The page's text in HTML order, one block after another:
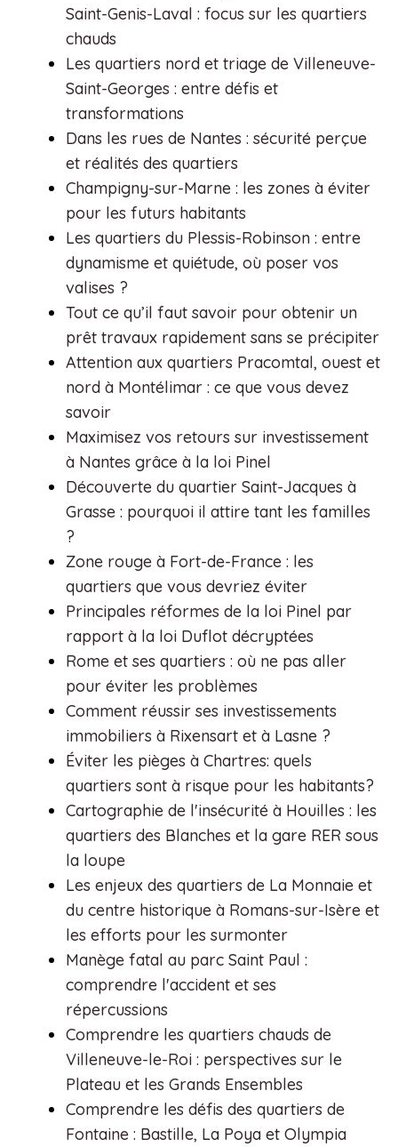
Saint-Genis-Laval : focus sur les quartiers
chauds
Les quartiers nord et triage de Villeneuve-
Saint-Georges : entre défis et
transformations
Dans les rues de Nantes : sécurité perçue
et réalités des quartiers
Champigny-sur-Marne : les zones à éviter
pour les futurs habitants
Les quartiers du Plessis-Robinson : entre
dynamisme et quiétude, où poser vos
valises ?
Tout ce qu’il faut savoir pour obtenir un
prêt travaux rapidement sans se précipiter
Attention aux quartiers Pracomtal, ouest et
nord à Montélimar : ce que vous devez
savoir
Maximisez vos retours sur investissement
à Nantes grâce à la loi Pinel
Découverte du quartier Saint-Jacques à
Grasse : pourquoi il attire tant les familles
?
Zone rouge à Fort-de-France : les
quartiers que vous devriez éviter
Principales réformes de la loi Pinel par
rapport à la loi Duflot décryptées
Rome et ses quartiers : où ne pas aller
pour éviter les problèmes
Comment réussir ses investissements
immobiliers à Rixensart et à Lasne ?
Éviter les pièges à Chartres: quels
quartiers sont à risque pour les habitants?
Cartographie de l'insécurité à Houilles : les
quartiers des Blanches et la gare RER sous
la loupe
Les enjeux des quartiers de La Monnaie et
du centre historique à Romans-sur-Isère et
les efforts pour les surmonter
Manège fatal au parc Saint Paul :
comprendre l'accident et ses
répercussions
Comprendre les quartiers chauds de
Villeneuve-le-Roi : perspectives sur le
Plateau et les Grands Ensembles
Comprendre les défis des quartiers de
Fontaine : Bastille, La Poya et Olympia